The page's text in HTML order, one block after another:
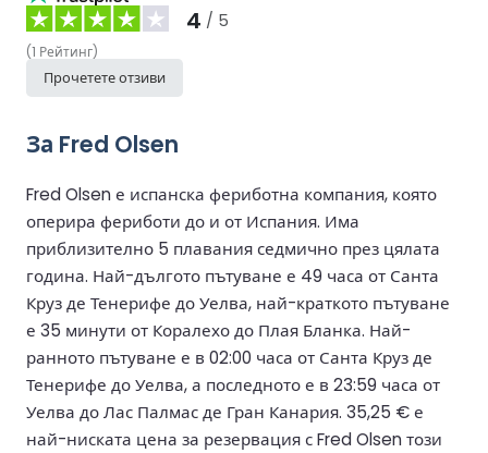
4 / 5
(1 Рейтинг)
Прочетете отзиви
За Fred Olsen
Fred Olsen е испанска фериботна компания, която
оперира фериботи до и от Испания. Има
приблизително 5 плавания седмично през цялата
година. Най-дългото пътуване е 49 часа от Санта
Круз де Тенерифе до Уелва, най-краткото пътуване
е 35 минути от Коралехо до Плая Бланка. Най-
ранното пътуване е в 02:00 часа от Санта Круз де
Тенерифе до Уелва, а последното е в 23:59 часа от
Уелва до Лас Палмас де Гран Канария. 35,25 € е
най-ниската цена за резервация с Fred Olsen този